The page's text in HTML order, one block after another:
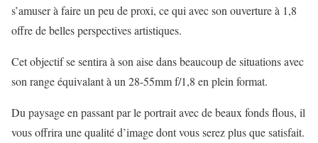
s’amuser à faire un peu de proxi, ce qui avec son ouverture à 1,8
offre de belles perspectives artistiques.
Cet objectif se sentira à son aise dans beaucoup de situations avec
son range équivalant à un 28-55mm f/1,8 en plein format.
Du paysage en passant par le portrait avec de beaux fonds flous, il
vous offrira une qualité d’image dont vous serez plus que satisfait.